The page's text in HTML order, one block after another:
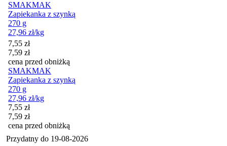
SMAKMAK
Zapiekanka z szynką
270 g
27,96 zł/kg
Cena promocyjna
7,55 zł
7,59 zł
cena przed obniżką
SMAKMAK
Zapiekanka z szynką
270 g
27,96 zł/kg
Cena promocyjna
7,55 zł
7,59 zł
cena przed obniżką
Przydatny do 19-08-2026